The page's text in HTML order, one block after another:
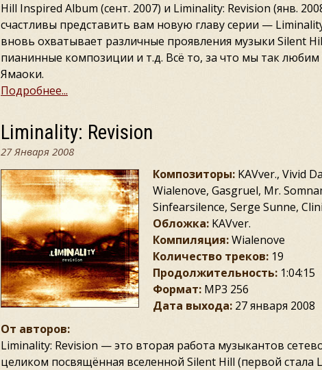
Hill Inspired Album (сент. 2007) и Liminality: Revision (янв.
счастливы представить вам новую главу серии —
вновь охватывает различные проявления музыки Silent
пианинные композиции и т.д. Всё то, за что мы так
Ямаоки.
Подробнее...
Liminality: Revision
27 Января 2008
Композиторы: KAVver., Vivid
Wialenove, Gasgruel, Mr.
Sinfearsilence, Serge Sunne,
Обложка: KAVver.
Компиляция:Wialenove
Количество треков: 19
Продолжительность: 1:04:15
Формат: MP3 256
Дата выхода: 27 января 2008
От авторов:
Liminality: Revision — это вторая работа музыкантов
целиком посвящённая вселенной Silent Hill (первой стала